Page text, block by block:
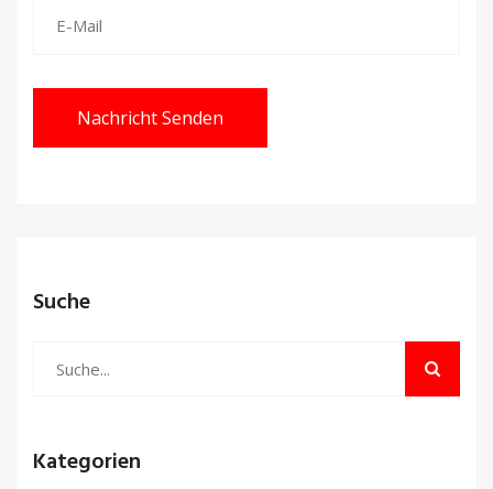
Nachricht Senden
Suche
Kategorien